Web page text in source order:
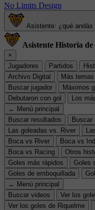
No Limits Design
Asistente: ¿qué andás
Asistente Historia de
×
Jugadores
Partidos
Archivo Digital
Más temas
Buscar jugador
Máximos
Debutaron con gol
Los
← Menú principal
Buscar resultados
Buscar
Las goleadas vs. River
Boca vs River
Boca vs
Boca vs Racing
Otros
Goles más rápidos
Goles
Goles de emboquillada
← Menú principal
Buscar videos
Ver los
Ver los goles de Riquelme